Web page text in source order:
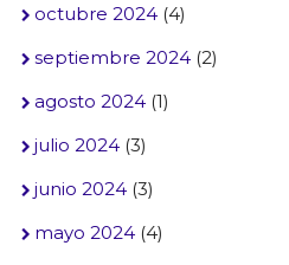
octubre 2024(4)
septiembre 2024(2)
agosto 2024(1)
julio 2024(3)
junio 2024(3)
mayo 2024(4)